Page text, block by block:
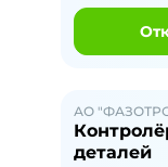
АО
деталей